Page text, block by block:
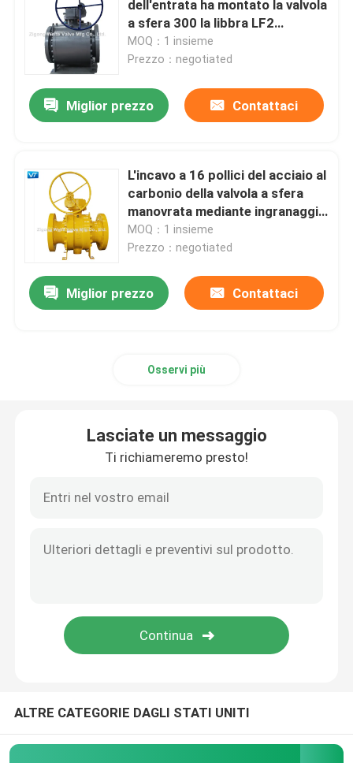
Valvola a sfera criogenica
Idro valvole di potere
Valvola a sfera ad alta temperatura ad alta pressione
dell'entrata ha montato la valvola
a sfera 300 la libbra LF2
ISO17292
MOQ：1 insieme
Prezzo：negotiated
Miglior prezzo Contattaci
L'incavo a 16 pollici del acciaio al
carbonio della valvola a sfera
manovrata mediante ingranaggi
di 600LB WCC ha saldato
MOQ：1 insieme
Prezzo：negotiated
Miglior prezzo Contattaci
Osservi più
Lasciate un messaggio
Ti richiameremo presto!
ALTRE CATEGORIE DAGLI STATI UNITI